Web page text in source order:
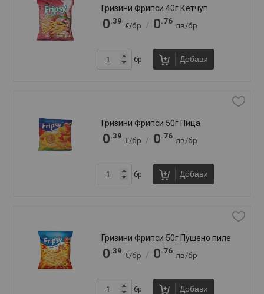
Крекери Ракси 72г Сметана и лук
0.81
€/бр / 1.58
лв/бр
бр Добави
Крекери Сави 90г Звездички
0.43
€/бр / 0.84
лв/бр
бр Добави
Крекери Сави 90г Сусам
0.43
€/бр / 0.84
лв/бр
бр Добави